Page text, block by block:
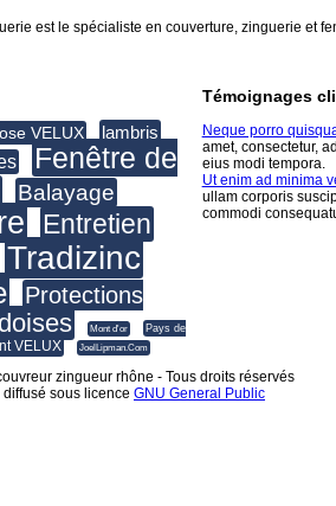
est le spécialiste en couverture, zinguerie et
VELUX
lambris
Fenêtre de
Balayage
Entretien
Tradizinc
Protections
Mont d'or
Pays de
VELUX JoelLipman.Com
Témoignages
Neque porro
amet, consectetur,
eius modi tempora.
Ut enim ad minima
ullam corporis
commodi
zingueur rhône - Tous droits réservés
sous licence GNU General Public